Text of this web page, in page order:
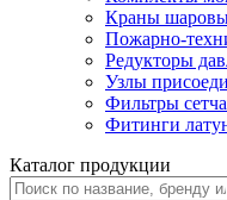
Краны
Пожарно-
Редукторы
Узлы
Фильтры
Фитинги
Каталог продукции